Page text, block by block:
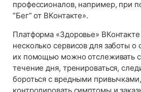
профессионалов, например, при
“Бег” от ВКонтакте».
Платформа «Здоровье»
несколько сервисов для заботы о
их помощью можно отслеживать
течение дня, тренироваться,
бороться с вредными